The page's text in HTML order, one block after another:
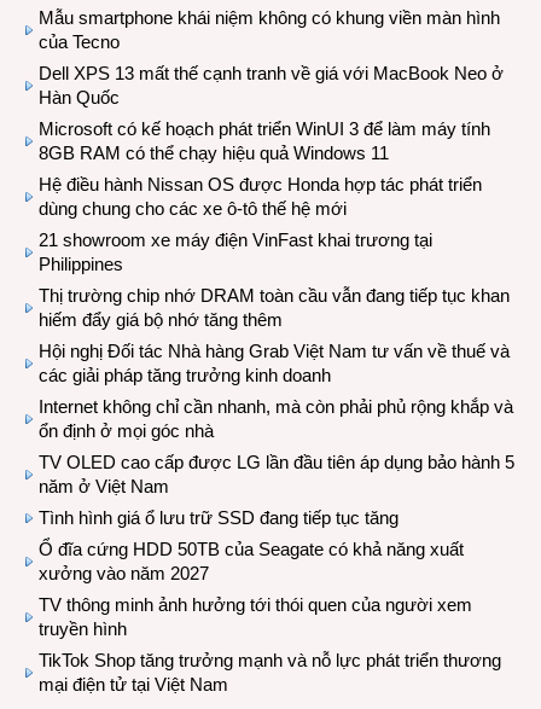
Mẫu smartphone khái niệm không có khung viền màn hình
của Tecno
Dell XPS 13 mất thế cạnh tranh về giá với MacBook Neo ở
Hàn Quốc
Microsoft có kế hoạch phát triển WinUI 3 để làm máy tính
8GB RAM có thể chạy hiệu quả Windows 11
Hệ điều hành Nissan OS được Honda hợp tác phát triển
dùng chung cho các xe ô-tô thế hệ mới
21 showroom xe máy điện VinFast khai trương tại
Philippines
Thị trường chip nhớ DRAM toàn cầu vẫn đang tiếp tục khan
hiếm đẩy giá bộ nhớ tăng thêm
Hội nghị Đối tác Nhà hàng Grab Việt Nam tư vấn về thuế và
các giải pháp tăng trưởng kinh doanh
Internet không chỉ cần nhanh, mà còn phải phủ rộng khắp và
ổn định ở mọi góc nhà
TV OLED cao cấp được LG lần đầu tiên áp dụng bảo hành 5
năm ở Việt Nam
Tình hình giá ổ lưu trữ SSD đang tiếp tục tăng
Ổ đĩa cứng HDD 50TB của Seagate có khả năng xuất
xưởng vào năm 2027
TV thông minh ảnh hưởng tới thói quen của người xem
truyền hình
TikTok Shop tăng trưởng mạnh và nỗ lực phát triển thương
mại điện tử tại Việt Nam